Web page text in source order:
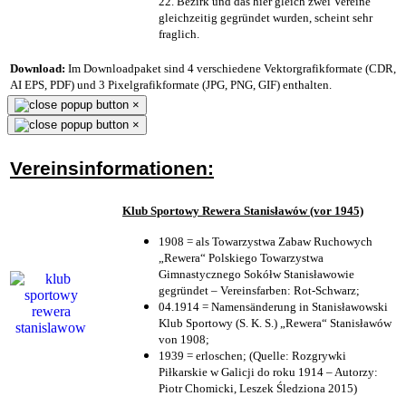
gleichzeitig gegründet wurden, scheint sehr
fraglich.
Download: Im Downloadpaket sind 4 verschiedene Vektorgrafikformate (CDR,
AI EPS, PDF) und 3 Pixelgrafikformate (JPG, PNG, GIF) enthalten.
×
×
Vereinsinformationen:
Klub Sportowy Rewera Stanisławów (vor 1945)
1908 = als Towarzystwa Zabaw Ruchowych
„Rewera“ Polskiego Towarzystwa
Gimnastycznego Sokółw Stanisławowie
gegründet – Vereinsfarben: Rot-Schwarz;
04.1914 = Namensänderung in Stanisławowski
Klub Sportowy (S. K. S.) „Rewera“ Stanisławów
von 1908;
1939 = erloschen; (Quelle: Rozgrywki
Piłkarskie w Galicji do roku 1914 – Autorzy:
Piotr Chomicki, Leszek Śledziona 2015)